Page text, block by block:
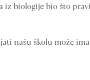
iz biologije bio što
našu školu može